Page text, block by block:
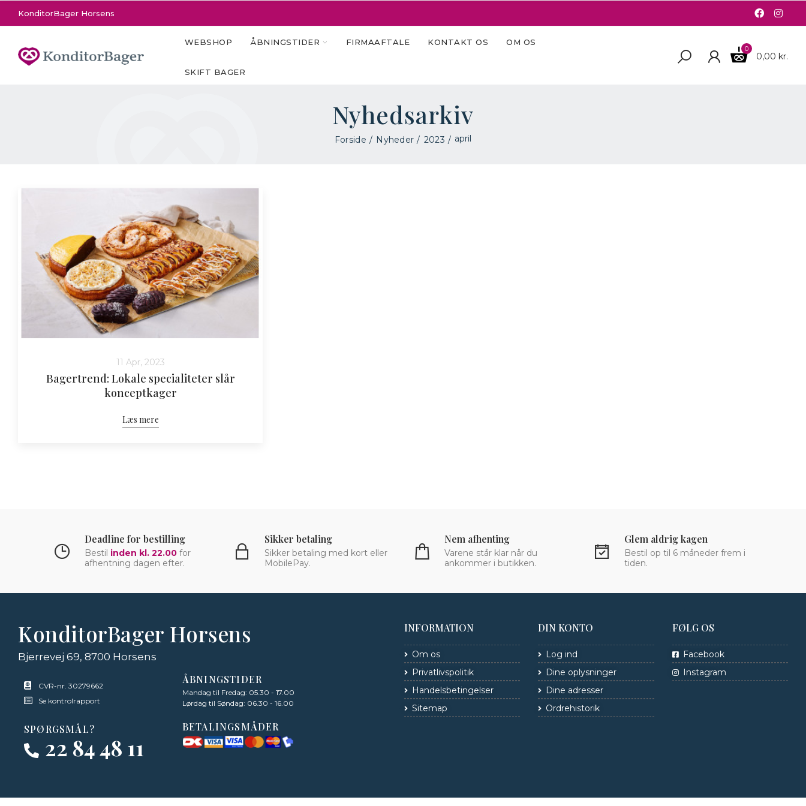
KonditorBager Horsens
WEBSHOP ÅBNINGSTIDER FIRMAAFTALE KONTAKT OS OM OS
SKIFT BAGER
0
0,00 kr.
Nyhedsarkiv
Forside Nyheder 2023 april
11 Apr, 2023
Bagertrend: Lokale specialiteter slår
konceptkager
Læs mere
Deadline for bestilling
Bestil inden kl. 22.00 for
afhentning dagen efter.
Sikker betaling
Sikker betaling med kort eller
MobilePay.
Nem afhenting
Varene står klar når du
ankommer i butikken.
Glem aldrig kagen
Bestil op til 6 måneder frem i
tiden.
KonditorBager Horsens
Bjerrevej 69, 8700 Horsens
CVR-nr. 30279662
Se kontrolrapport
SPØRGSMÅL?
22 84 48 11
ÅBNINGSTIDER
Mandag til Fredag: 05.30 - 17.00
Lørdag til Søndag: 06.30 - 16.00
BETALINGSMÅDER
INFORMATION
Om os
Privatlivspolitik
Handelsbetingelser
Sitemap
DIN KONTO
Log ind
Dine oplysninger
Dine adresser
Ordrehistorik
FØLG OS
Facebook
Instagram